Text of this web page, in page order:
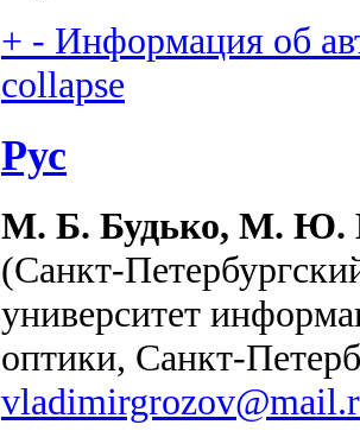
+ - Информация об
collapse
Рус
М. Б. Будько, М. Ю.
(Санкт-
университет
оптики, Санкт-